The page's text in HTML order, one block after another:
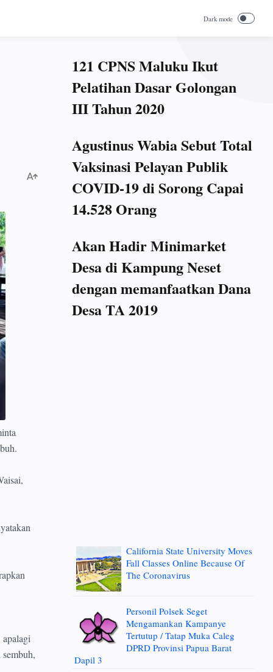
121 CPNS Maluku Ikut
Pelatihan Dasar Golongan
III Tahun 2020
Agustinus Wabia Sebut Total
Vaksinasi Pelayan Publik
COVID-19 di Sorong Capai
14.528 Orang
Akan Hadir Minimarket
Desa di Kampung Neset
dengan memanfaatkan Dana
Desa TA 2019
California State University Moves
Fall Classes Online Because Of
The Coronavirus
Personil Polsek Seget
Mengamankan Kampanye
Tertutup / Tatap Muka Caleg
DPRD Provinsi Papua Barat
Dapil 3